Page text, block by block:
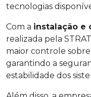
tecnologias
Com a instalação e
realizada pela
maior controle sobre
garantindo a
estabilidade dos